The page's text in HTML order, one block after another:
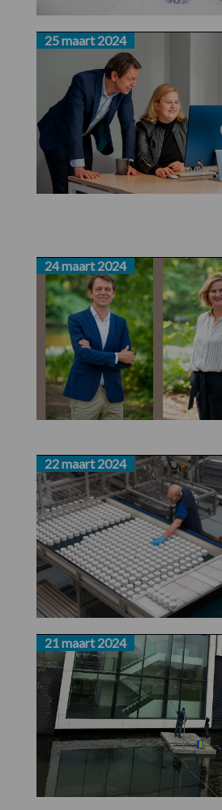
25 maart 2024
24 maart 2024
22 maart 2024
21 maart 2024